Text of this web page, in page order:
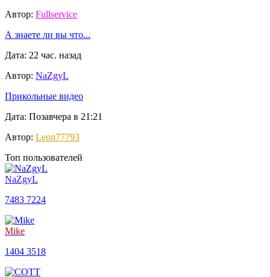
Автор: Fullservice
А знаете ли вы что...
Дата: 22 час. назад
Автор: NaZgyL
Прикольные видео
Дата: Позавчера в 21:21
Автор: Leon77793
Топ пользователей
NaZgyL
7483 7224
Mike
1404 3518